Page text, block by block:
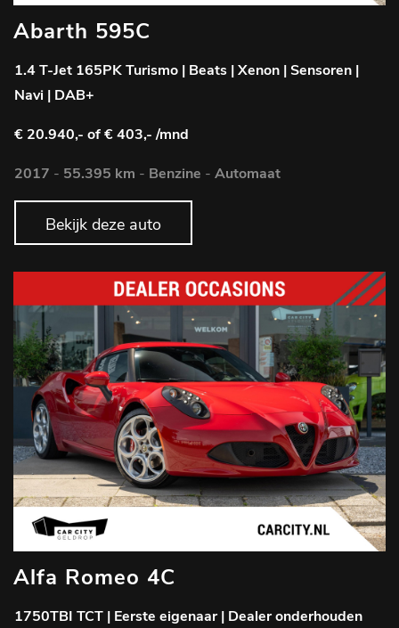
Abarth 595C
1.4 T-Jet 165PK Turismo | Beats | Xenon | Sensoren |
Navi | DAB+
€ 20.940,- of € 403,- /mnd
2017 - 55.395 km - Benzine - Automaat
Bekijk deze auto
Alfa Romeo 4C
1750TBI TCT | Eerste eigenaar | Dealer onderhouden